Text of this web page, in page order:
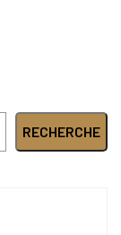
RECHERCHE